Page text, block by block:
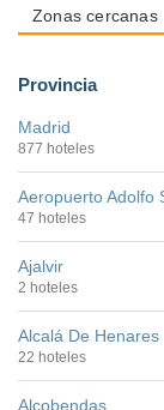
Zonas cercanas
Provincia
Madrid
877 hoteles
Aeropuerto Adolfo
47 hoteles
Ajalvir
2 hoteles
Alcalá De Henares
22 hoteles
Alcobendas